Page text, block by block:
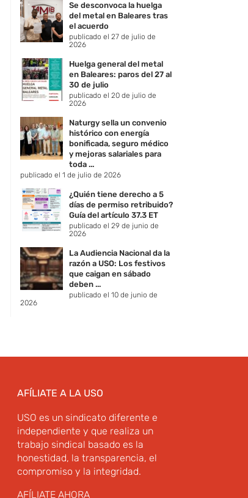
Se desconvoca la huelga
del metal en Baleares tras
el acuerdo
publicado el 27 de julio de
2026
Huelga general del metal
en Baleares: paros del 27 al
30 de julio
publicado el 20 de julio de
2026
Naturgy sella un convenio
histórico con energía
bonificada, seguro médico
y mejoras salariales para
toda ...
publicado el 1 de julio de 2026
¿Quién tiene derecho a 5
días de permiso retribuido?
Guía del artículo 37.3 ET
publicado el 29 de junio de
2026
La Audiencia Nacional da la
razón a USO: Los festivos
que caigan en sábado
deben ...
publicado el 10 de junio de
2026
AFÍLIATE A LA USO
USO es un sindicato diferente e
independiente y que realiza un
trabajo sindical basado es la
honestidad, la transparencia, el
compromiso y la integridad.
AFÍLIATE AHORA